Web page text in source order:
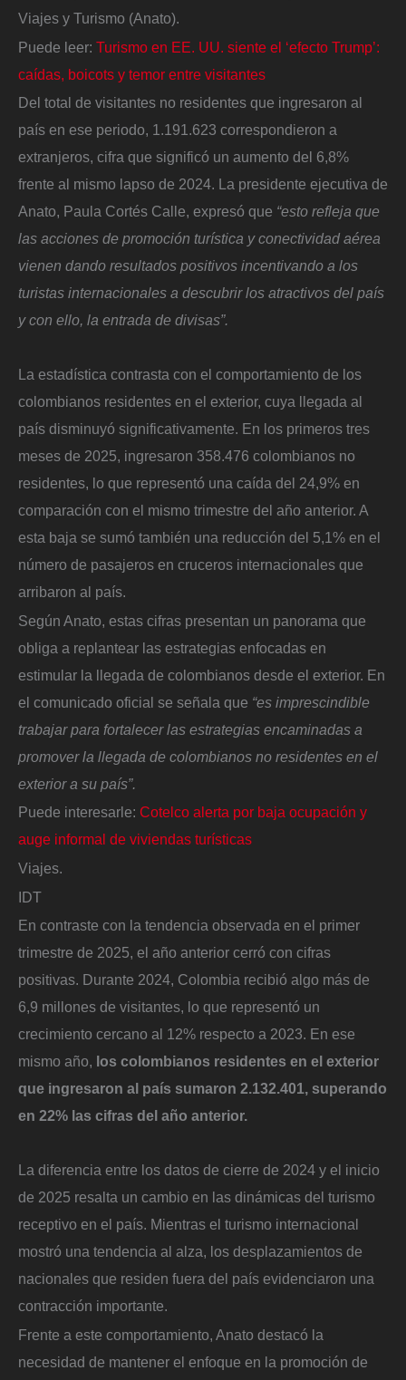
Viajes y Turismo (Anato).
Puede leer: Turismo en EE. UU. siente el ‘efecto Trump’:
caídas, boicots y temor entre visitantes
Del total de visitantes no residentes que ingresaron al
país en ese periodo, 1.191.623 correspondieron a
extranjeros, cifra que significó un aumento del 6,8%
frente al mismo lapso de 2024. La presidente ejecutiva de
Anato, Paula Cortés Calle, expresó que “esto refleja que
las acciones de promoción turística y conectividad aérea
vienen dando resultados positivos incentivando a los
turistas internacionales a descubrir los atractivos del país
y con ello, la entrada de divisas”.
La estadística contrasta con el comportamiento de los
colombianos residentes en el exterior, cuya llegada al
país disminuyó significativamente. En los primeros tres
meses de 2025, ingresaron 358.476 colombianos no
residentes, lo que representó una caída del 24,9% en
comparación con el mismo trimestre del año anterior. A
esta baja se sumó también una reducción del 5,1% en el
número de pasajeros en cruceros internacionales que
arribaron al país.
Según Anato, estas cifras presentan un panorama que
obliga a replantear las estrategias enfocadas en
estimular la llegada de colombianos desde el exterior. En
el comunicado oficial se señala que “es imprescindible
trabajar para fortalecer las estrategias encaminadas a
promover la llegada de colombianos no residentes en el
exterior a su país”.
Puede interesarle: Cotelco alerta por baja ocupación y
auge informal de viviendas turísticas
Viajes.
IDT
En contraste con la tendencia observada en el primer
trimestre de 2025, el año anterior cerró con cifras
positivas. Durante 2024, Colombia recibió algo más de
6,9 millones de visitantes, lo que representó un
crecimiento cercano al 12% respecto a 2023. En ese
mismo año, los colombianos residentes en el exterior
que ingresaron al país sumaron 2.132.401, superando
en 22% las cifras del año anterior.
La diferencia entre los datos de cierre de 2024 y el inicio
de 2025 resalta un cambio en las dinámicas del turismo
receptivo en el país. Mientras el turismo internacional
mostró una tendencia al alza, los desplazamientos de
nacionales que residen fuera del país evidenciaron una
contracción importante.
Frente a este comportamiento, Anato destacó la
necesidad de mantener el enfoque en la promoción de